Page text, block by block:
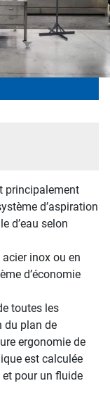
principalement
d’aspiration
d’eau selon
inox ou en
d’économie
toutes les
du plan de
ergonomie de
est calculée
pour un fluide